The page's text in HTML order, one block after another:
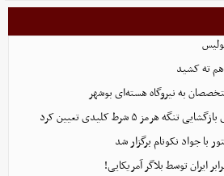
ته‌ کشید
به نیروگاه هسته‌ای بوشهر
هرمز ۵ شرط کلیدی تعیین کرد
با جواد نکونام برگزار شد
ایران توسط بلاگر آمریکایی!